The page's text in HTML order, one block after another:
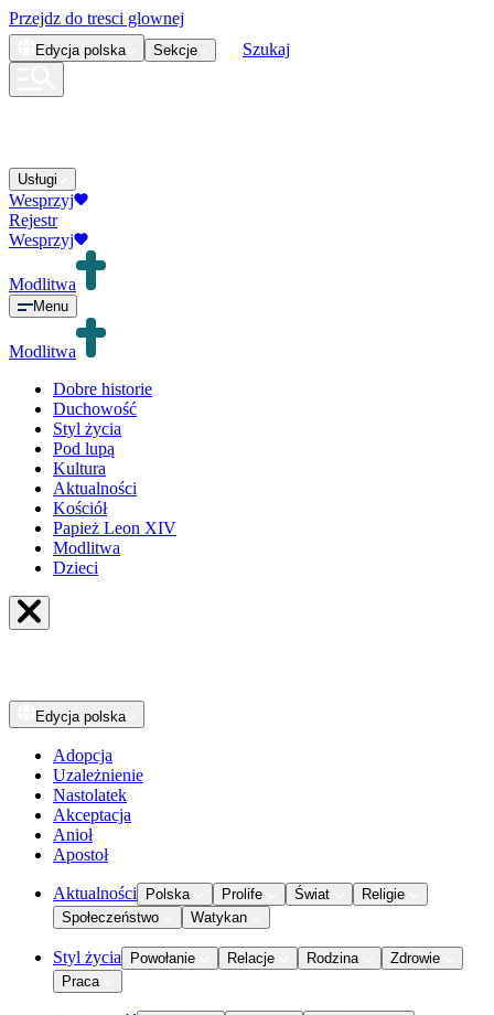
Przejdz do tresci glownej
Edycja polska Sekcje Szukaj
Usługi
Wesprzyj
Rejestr
Wesprzyj
Modlitwa
Menu
Modlitwa
Dobre historie
Duchowość
Styl życia
Pod lupą
Kultura
Aktualności
Kościół
Papież Leon XIV
Modlitwa
Dzieci
Edycja polska
Adopcja
Uzależnienie
Nastolatek
Akceptacja
Anioł
Apostoł
Aktualności Polska Prolife Świat
Religie
Społeczeństwo
Watykan
Styl życia Powołanie Relacje Rodzina
Zdrowie
Praca